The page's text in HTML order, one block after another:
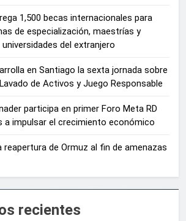
1,500 becas internacionales para
de especialización, maestrías y
del extranjero
en Santiago la sexta jornada sobre
de Activos y Juego Responsable
participa en primer Foro Meta RD
a impulsar el crecimiento económico
reapertura de Ormuz al fin de amenazas
recientes